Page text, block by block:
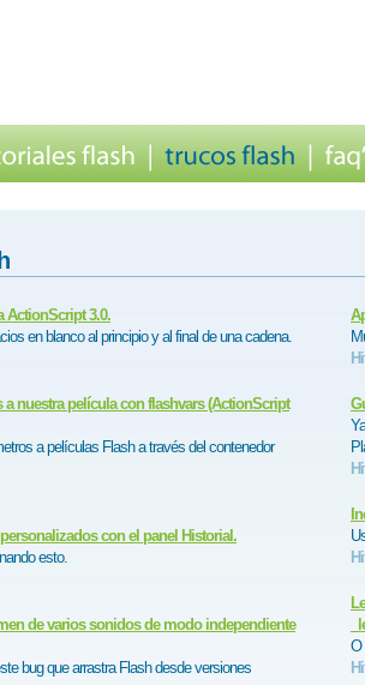
ActionScript 3.0.
en blanco al principio y al final de una cadena.
a nuestra película con flashvars (ActionScript
a películas Flash a través del contenedor
con el panel Historial.
esto.
de varios sonidos de modo independiente
bug que arrastra Flash desde versiones
O